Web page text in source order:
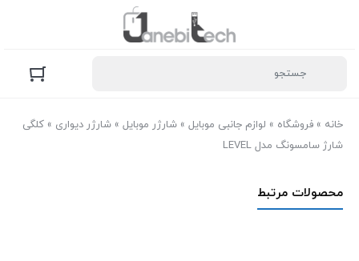
خانه » فروشگاه » لوازم جانبی موبایل » شارژر موبایل » شارژر دیواری » کلگی
شارژ سامسونگ مدل LEVEL
محصولات مرتبط